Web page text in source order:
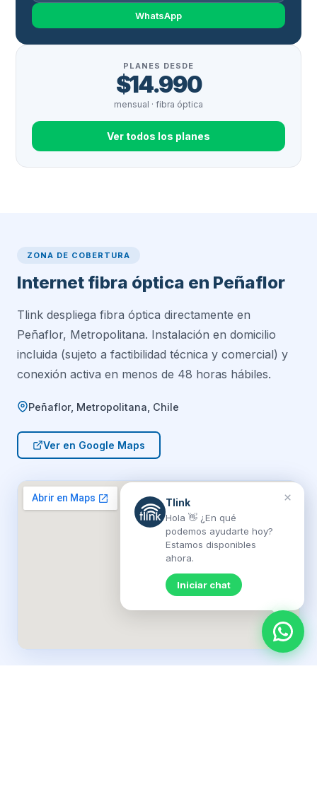
WhatsApp
PLANES DESDE
$14.990
mensual · fibra óptica
Ver todos los planes
ZONA DE COBERTURA
Internet fibra óptica en Peñaflor
Tlink despliega fibra óptica directamente en
Peñaflor, Metropolitana. Instalación en domicilio
incluida (sujeto a factibilidad técnica y comercial) y
conexión activa en menos de 48 horas hábiles.
Peñaflor, Metropolitana, Chile
Ver en Google Maps
×
Tlink
Hola 👋 ¿En qué
podemos ayudarte hoy?
Estamos disponibles
ahora.
Iniciar chat